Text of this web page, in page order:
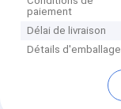
paiement
Délai de livraison
Détails d'emballage